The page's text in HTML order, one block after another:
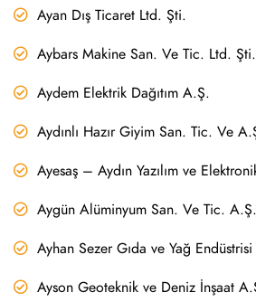
Ayan Dış Ticaret Ltd. Şti.
Aybars Makine San. Ve Tic. Ltd. Şti.
Aydem Elektrik Dağıtım A.Ş.
Aydınlı Hazır Giyim San. Tic. Ve
Ayesaş – Aydın Yazılım ve
Aygün Alüminyum San. Ve Tic. A.Ş.
Ayhan Sezer Gıda ve Yağ
Ayson Geoteknik ve Deniz İnşaat